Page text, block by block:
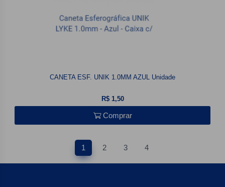
CANETA ESF. UNIK 1.0MM AZUL Unidade
R$ 1,50
Comprar
1 2 3 4